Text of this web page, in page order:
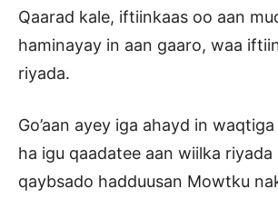
Qaarad kale, iftiinkaas oo aan
haminayay in aan gaaro, waa
riyada.
Go’aan ayey iga ahayd in
ha igu qaadatee aan wiilka riyada
qaybsado hadduusan Mowtku